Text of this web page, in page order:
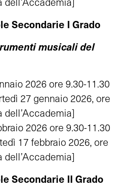
Secondarie I Grado
musicali del
2026 ore 9.30-11.30
27 gennaio 2026, ore
dell’Accademia]
2026 ore 9.30-11.30
17 febbraio 2026, ore
dell’Accademia]
Secondarie II Grado